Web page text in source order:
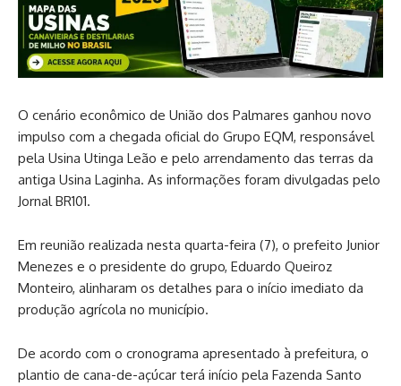
O cenário econômico de União dos Palmares ganhou novo
impulso com a chegada oficial do Grupo EQM, responsável
pela Usina Utinga Leão e pelo arrendamento das terras da
antiga Usina Laginha. As informações foram divulgadas pelo
Jornal BR101.
Em reunião realizada nesta quarta-feira (7), o prefeito Junior
Menezes e o presidente do grupo, Eduardo Queiroz
Monteiro, alinharam os detalhes para o início imediato da
produção agrícola no município.
De acordo com o cronograma apresentado à prefeitura, o
plantio de cana-de-açúcar terá início pela Fazenda Santo